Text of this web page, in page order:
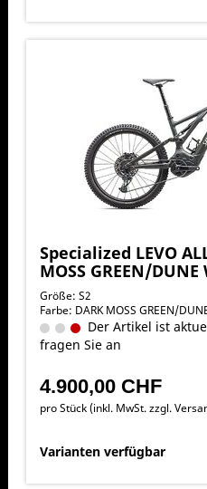
Specialized LEVO
MOSS GREEN/DUNE
Größe: S2
Farbe: DARK MOSS GREEN/
Der Artikel ist
fragen Sie an
4.900,00 CHF
pro Stück (inkl. MwSt. zzgl.
Varianten verfügbar